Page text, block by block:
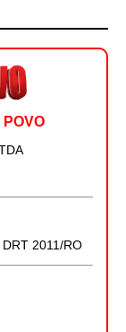
POVO
2011/RO